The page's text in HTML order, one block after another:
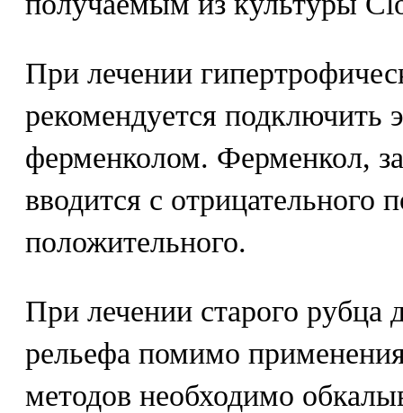
При лечении
рекомендуется подключить
ферменколом. Ферменкол,
вводится с отрицательного
положительного.
При лечении старого рубца
рельефа помимо
методов необходимо